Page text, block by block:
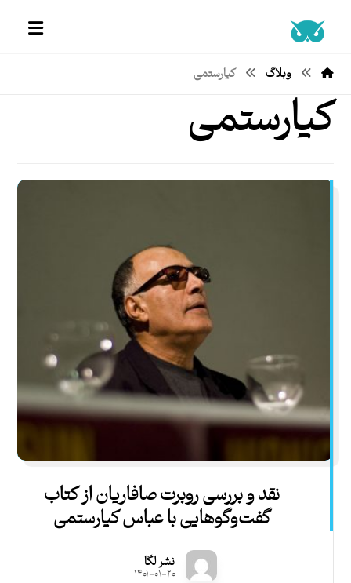
وبلاگ کیارستمی
کیارستمی
نقد و بررسی روبرت صافاریان از کتاب
گفت‌وگوهایی با عباس کیارستمی
نشر لگا
۱۴۰۱-۰۱-۲۰